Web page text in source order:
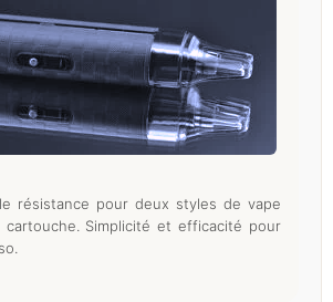
résistance pour deux styles de vape
Simplicité et efficacité pour